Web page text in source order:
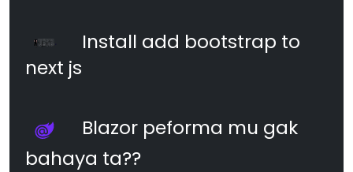
Install add bootstrap to
next js
Blazor peforma mu gak
bahaya ta??